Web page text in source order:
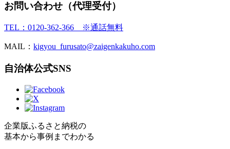
お問い合わせ（代理受付）
TEL：0120-362-366 ※通話無料
MAIL： kigyou_furusato@zaigenkakuho.com
自治体公式SNS
企業版ふるさと納税の
基本から事例までわかる